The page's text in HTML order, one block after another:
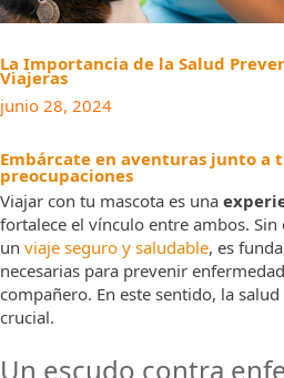
La Importancia de la Salud
Viajeras
junio 28, 2024
Embárcate en aventuras junto a
preocupaciones
Viajar con tu mascota es una
fortalece el vínculo entre ambos.
un viaje seguro y saludable, es
necesarias para prevenir
compañero. En este sentido, la
crucial.
Un escudo contra